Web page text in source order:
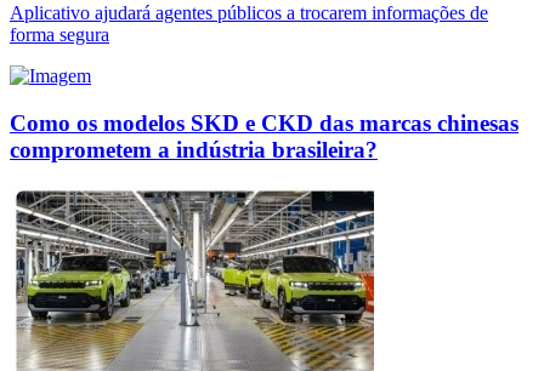
Aplicativo ajudará agentes públicos a trocarem informações de
forma segura
Como os modelos SKD e CKD das marcas chinesas
comprometem a indústria brasileira?